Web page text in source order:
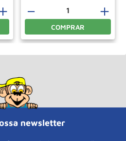
＋
－
COMPRAR
newsletter